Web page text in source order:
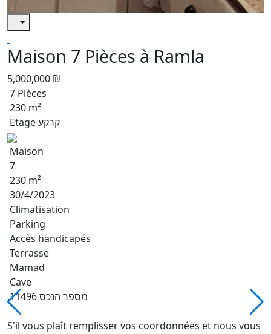
Maison 7 Pièces à Ramla
5,000,000 ₪
7 Pièces
230 m²
Etage קרקע
Maison
7
230 m²
30/4/2023
Climatisation
Parking
Accès handicapés
Terrasse
Mamad
Cave
,מספר הנכס 11496
S'il vous plaît remplisser vos coordonnées et nous vous